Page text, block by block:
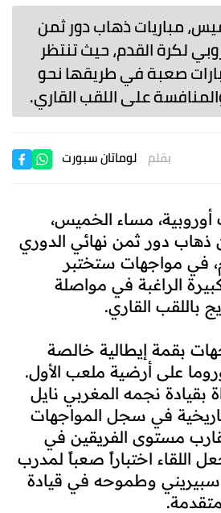
مباريات ذهاب دور ثمن
لكرة القدم، حيث تنتظر
صعبة في طريقها نحو
على اللقب القاري.
بقلم لوماتان سبورت
مساء الخميس،
دور ثمن نهائي الدوري
في مواجهات ستختبر
الراغبة في مواصلة
باللقب القاري.
بقمة إيطالية خالصة
على أرضية ملعب الأول.
بقيادة نجمه المغربي نايل
في سجل المواجهات
مستوى الفريقين في
اللقاء اختباراً صعباً لمدرب
وطموحه في قيادة